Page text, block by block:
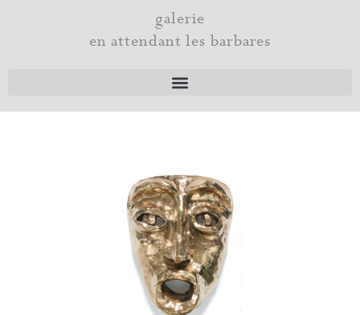
galerie
en attendant les barbares